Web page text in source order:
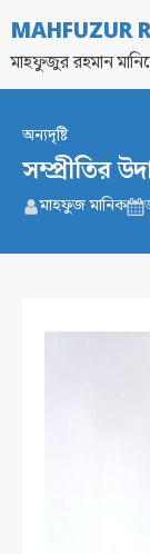
MAHFUZUR
মাহফুজুর রহমান
অন্যদৃষ্টি
সম্প্রীতির
মাহফুজ মানিক